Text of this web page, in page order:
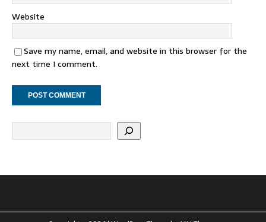
Website
Save my name, email, and website in this browser for the
next time I comment.